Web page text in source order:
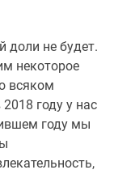
доли не будет.
некоторое
всяком
году у нас
году мы